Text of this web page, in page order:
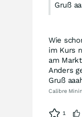
Gruß
Wie
im Kurs
am
Anders
Gruß
Calibre
1